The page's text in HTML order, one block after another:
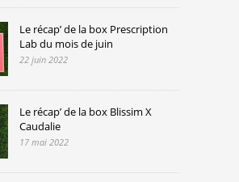
Le récap’ de la box Prescription
Lab du mois de juin
22 juin 2022
Le récap’ de la box Blissim X
Caudalie
17 mai 2022